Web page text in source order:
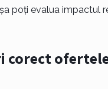
poți evalua impactul
corect